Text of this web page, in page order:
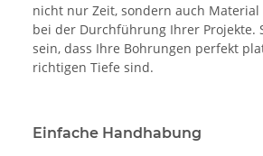
nicht nur Zeit, sondern auch
bei der Durchführung Ihrer Projekte.
sein, dass Ihre Bohrungen perfekt
richtigen Tiefe sind.
Einfache Handhabung